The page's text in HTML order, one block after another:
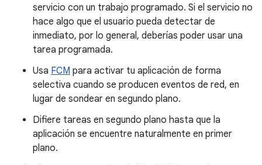
servicio con un trabajo programado. Si el servicio no
hace algo que el usuario pueda detectar de
inmediato, por lo general, deberías poder usar una
tarea programada.
Usa FCM para activar tu aplicación de forma
selectiva cuando se producen eventos de red, en
lugar de sondear en segundo plano.
Difiere tareas en segundo plano hasta que la
aplicación se encuentre naturalmente en primer
plano.